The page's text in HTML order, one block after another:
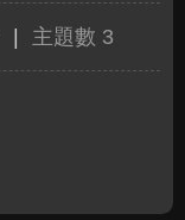
主題數 3